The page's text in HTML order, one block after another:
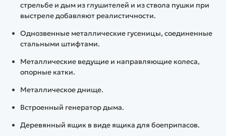
стрельбе и дым из глушителей и из ствола пушки при
выстреле добавляют реалистичности.
Однозвенные металлические гусеницы, соединенные
стальными штифтами.
Металлические ведущие и направляющие колеса,
опорные катки.
Металлическое днище.
Встроенный генератор дыма.
Деревянный ящик в виде ящика для боеприпасов.